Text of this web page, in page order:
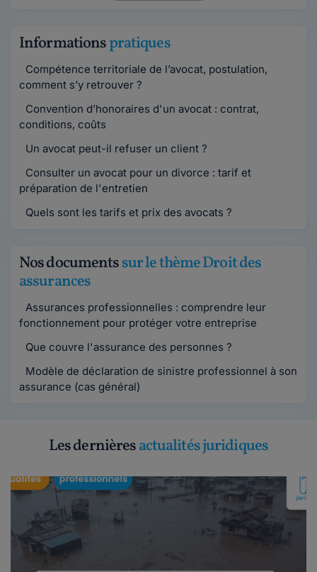
Informationspratiques
Compétence territoriale de l’avocat, postulation,
comment s’y retrouver ?
Convention d’honoraires d'un avocat : contrat,
conditions, coûts
Un avocat peut-il refuser un client ?
Consulter un avocat pour un divorce : tarif et
préparation de l'entretien
Quels sont les tarifs et prix des avocats ?
Nos documentssur le thème Droit des
assurances
Assurances professionnelles : comprendre leur
fonctionnement pour protéger votre entreprise
Que couvre l'assurance des personnes ?
Modèle de déclaration de sinistre professionnel à son
assurance (cas général)
Les dernièresactualités juridiques